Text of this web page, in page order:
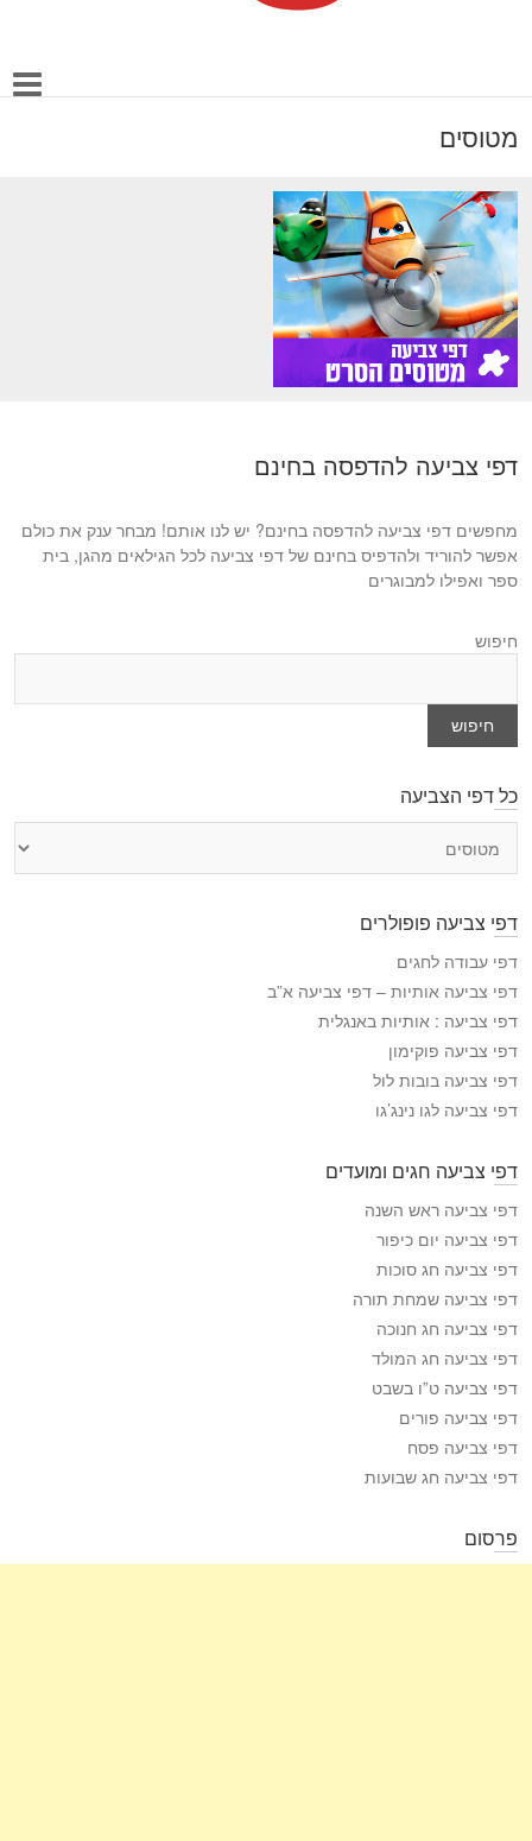
מטוסים
דפי צביעה להדפסה בחינם
מחפשים דפי צביעה להדפסה בחינם? יש לנו אותם! מבחר ענק את כולם
אפשר להוריד ולהדפיס בחינם של דפי צביעה לכל הגילאים מהגן, בית
ספר ואפילו למבוגרים
חיפוש
חיפוש
כל דפי הצביעה
י
ה
צ
י
ע
ה
דפי צביעה פופולרים
דפי עבודה לחגים
דפי צביעה אותיות – דפי צביעה א”ב
דפי צביעה : אותיות באנגלית
דפי צביעה פוקימון
דפי צביעה בובות לול
דפי צביעה לגו נינג’גו
דפי צביעה חגים ומועדים
דפי צביעה ראש השנה
דפי צביעה יום כיפור
דפי צביעה חג סוכות
דפי צביעה שמחת תורה
דפי צביעה חג חנוכה
דפי צביעה חג המולד
דפי צביעה ט”ו בשבט
דפי צביעה פורים
דפי צביעה פסח
דפי צביעה חג שבועות
פרסום